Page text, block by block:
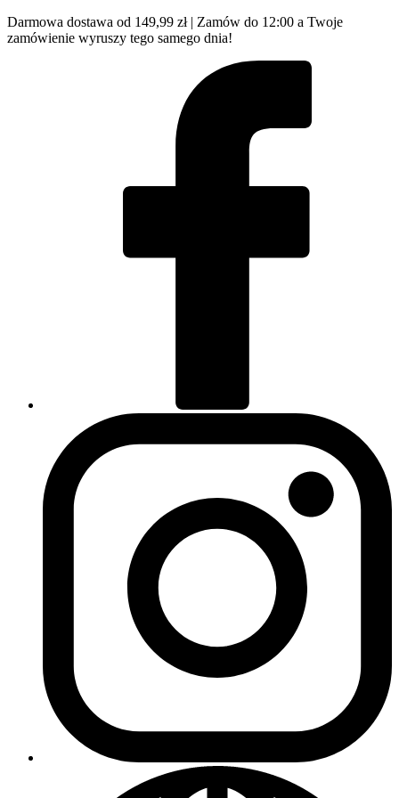
Darmowa dostawa od 149,99 zł | Zamów do 12:00 a Twoje
zamówienie wyruszy tego samego dnia!